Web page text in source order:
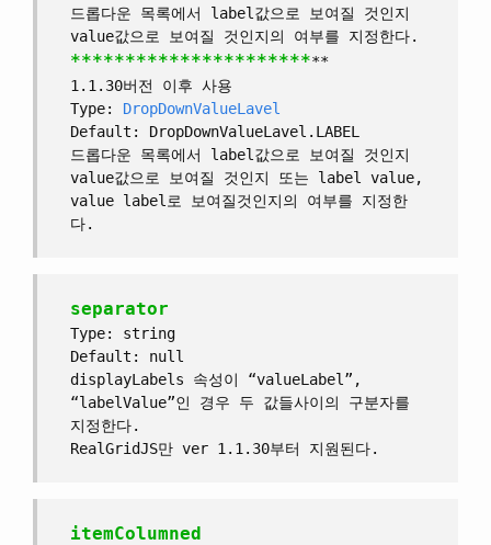
드롭다운 목록에서 label값으로 보여질 것인지
value값으로 보여질 것인지의 여부를 지정한다.
************************
1.1.30버전 이후 사용
Type: DropDownValueLavel
Default: DropDownValueLavel.LABEL
드롭다운 목록에서 label값으로 보여질 것인지
value값으로 보여질 것인지 또는 label value,
value label로 보여질것인지의 여부를 지정한
다.
separator
Type: string
Default: null
displayLabels 속성이 “valueLabel”,
“labelValue”인 경우 두 값들사이의 구분자를
지정한다.
RealGridJS만 ver 1.1.30부터 지원된다.
itemColumned